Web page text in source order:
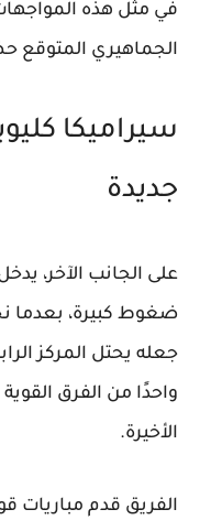
في مثل هذه
الجماهيري المتوقع
سيراميكا
جديدة
على الجانب الآخر،
ضغوط كبيرة، بعدما
واحدًا من الفرق
الأخيرة.
الفريق قدم مباريات